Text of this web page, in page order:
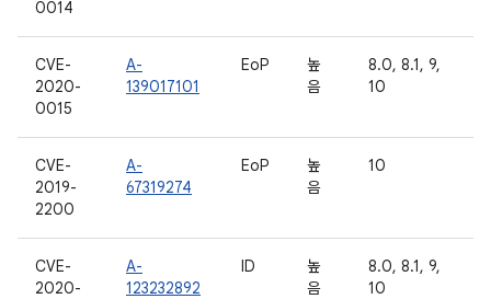
0014
CVE-
2020-
0015
A-
139017101
EoP
높
음
8.0, 8.1, 9,
10
CVE-
2019-
2200
A-
67319274
EoP
높
음
10
CVE-
2020-
A-
123232892
ID
높
음
8.0, 8.1, 9,
10